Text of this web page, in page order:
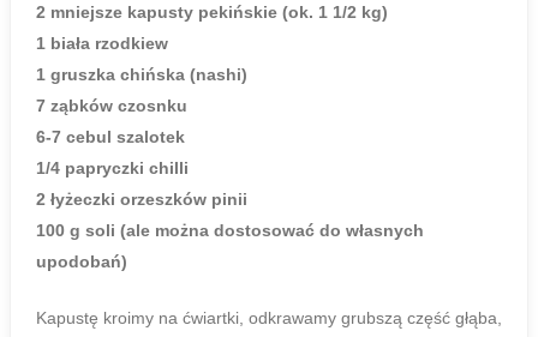
2 mniejsze kapusty pekińskie (ok. 1 1/2 kg)
1 biała rzodkiew
1 gruszka chińska (nashi)
7 ząbków czosnku
6-7 cebul szalotek
1/4 papryczki chilli
2 łyżeczki orzeszków pinii
100 g soli (ale można dostosować do własnych
upodobań)
Kapustę kroimy na ćwiartki, odkrawamy grubszą część głąba,